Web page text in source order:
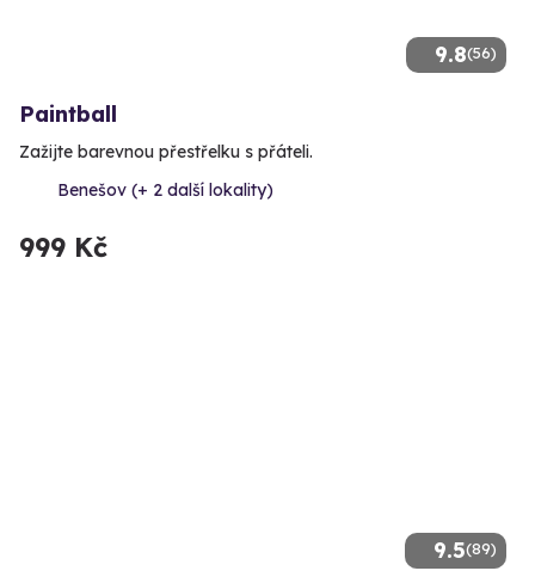
9.8(56)
Paintball
Zažijte barevnou přestřelku s přáteli.
Benešov (+ 2 další lokality)
999 Kč
9.5(89)